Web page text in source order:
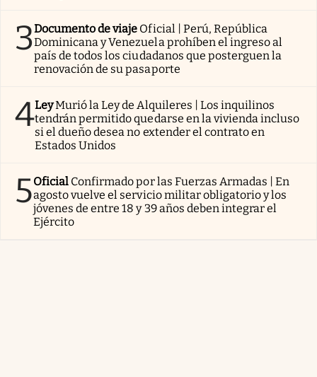
3Documento de viaje Oficial | Perú, República
Dominicana y Venezuela prohíben el ingreso al
país de todos los ciudadanos que posterguen la
renovación de su pasaporte
4LeyMurió la Ley de Alquileres | Los inquilinos
tendrán permitido quedarse en la vivienda incluso
si el dueño desea no extender el contrato en
Estados Unidos
5Oficial Confirmado por las Fuerzas Armadas | En
agosto vuelve el servicio militar obligatorio y los
jóvenes de entre 18 y 39 años deben integrar el
Ejército